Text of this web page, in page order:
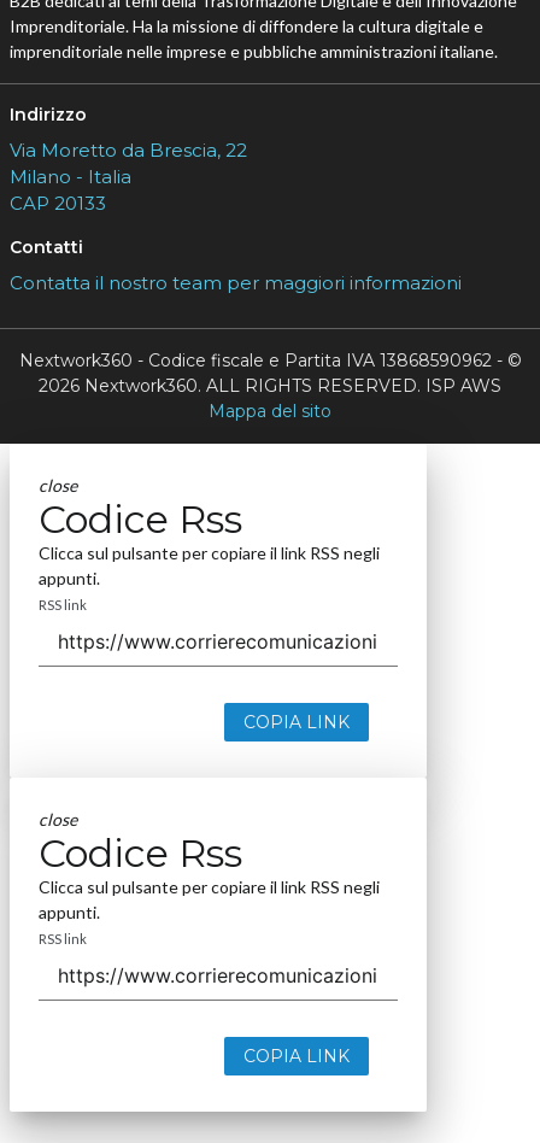
Imprenditoriale. Ha la missione di diffondere la cultura digitale e
imprenditoriale nelle imprese e pubbliche amministrazioni italiane.
Indirizzo
Via Moretto da Brescia, 22
Milano - Italia
CAP 20133
Contatti
Contatta il nostro team per maggiori informazioni
Nextwork360 - Codice fiscale e Partita IVA 13868590962 - ©
2026 Nextwork360. ALL RIGHTS RESERVED. ISP AWS
Mappa del sito
close
Codice Rss
Clicca sul pulsante per copiare il link RSS negli
appunti.
RSS link
COPIA LINK
close
Codice Rss
Clicca sul pulsante per copiare il link RSS negli
appunti.
RSS link
COPIA LINK